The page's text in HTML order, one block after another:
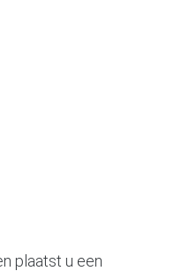
plaatst u een